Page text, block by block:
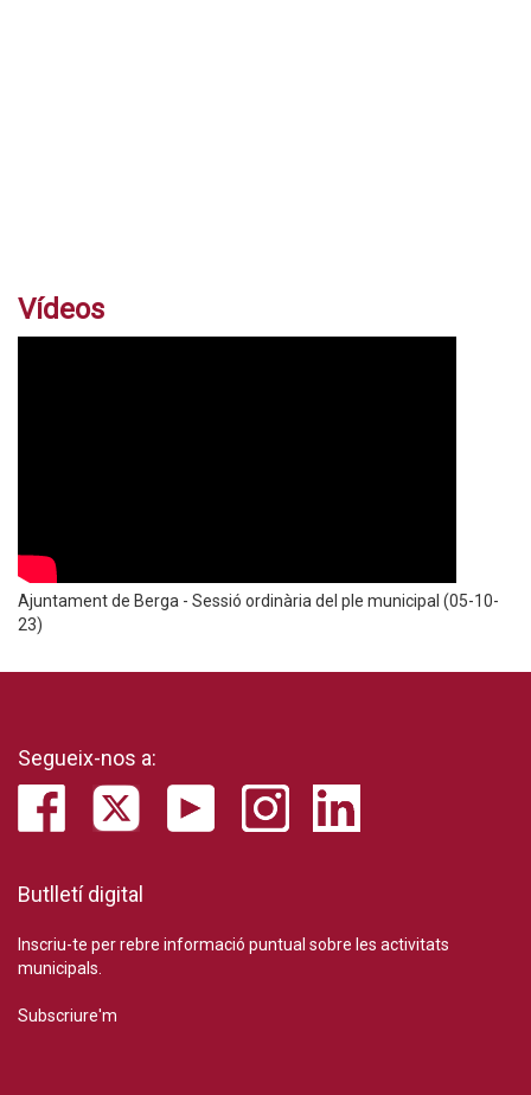
Vídeos
Ajuntament de Berga - Sessió ordinària del ple municipal (05-10-
23)
Segueix-nos a:
Butlletí digital
Inscriu-te per rebre informació puntual sobre les activitats
municipals.
Subscriure'm